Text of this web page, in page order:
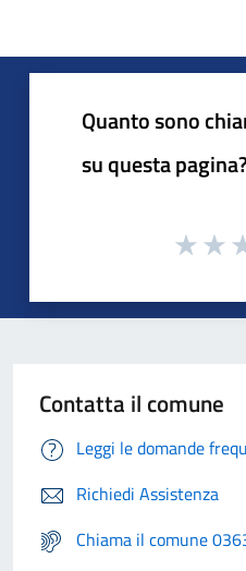
Quanto sono
su questa
Contatta il comune
Leggi le domande
Richiedi Assistenza
Chiama il comune